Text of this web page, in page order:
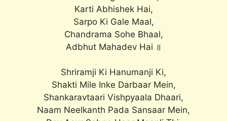
Karti Abhishek Hai,
Sarpo Ki Gale Maal,
Chandrama Sohe Bhaal,
Adbhut Mahadev Hai ॥
Shriramji Ki Hanumanji Ki,
Shakti Mile Inke Darbaar Mein,
Shankaravtaari Vishpyaala Dhaari,
Naam Neelkanth Pada Sansaar Mein,